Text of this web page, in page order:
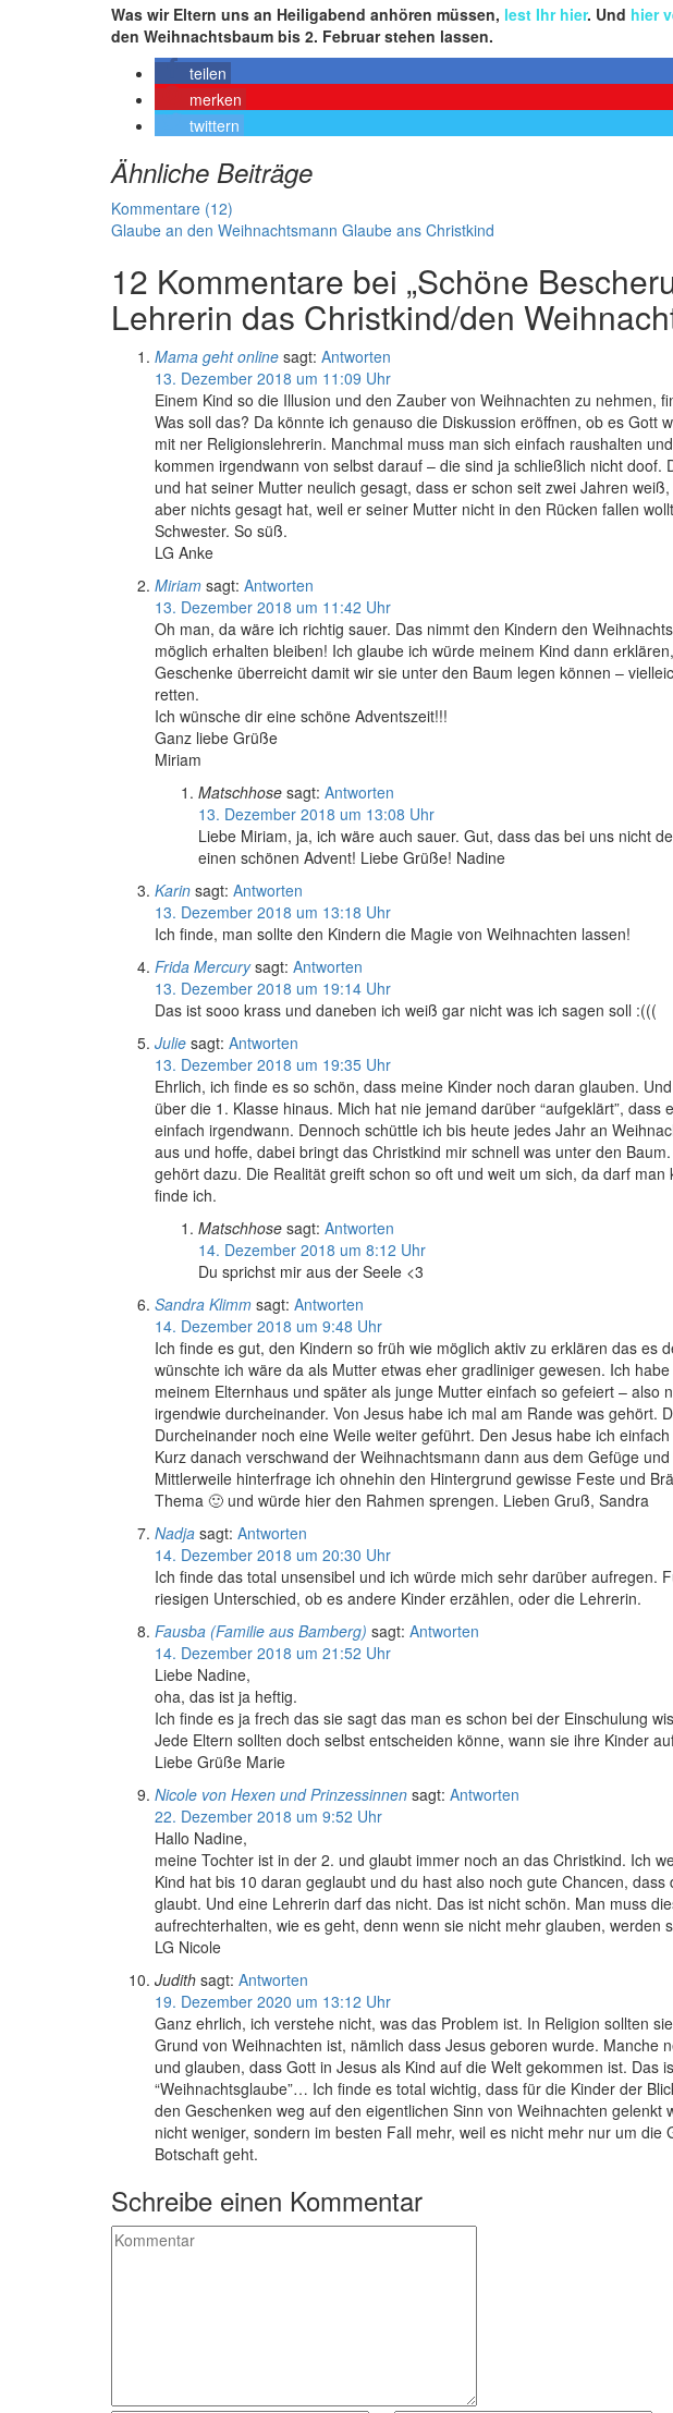
Was wir Eltern uns an Heiligabend anhören müssen, lest Ihr hier. Und hier
den Weihnachtsbaum bis 2. Februar stehen lassen.
teilen
merken
twittern
Ähnliche Beiträge
Kommentare (12)
Glaube an den Weihnachtsmann Glaube ans Christkind
12 Kommentare bei „Schöne
Lehrerin das Christkind/den
Mama geht online sagt: Antworten
13. Dezember 2018 um 11:09 Uhr
Einem Kind so die Illusion und den Zauber von Weihnachten zu nehmen,
Was soll das? Da könnte ich genauso die Diskussion eröffnen, ob es Gott
mit ner Religionslehrerin. Manchmal muss man sich einfach raushalten
kommen irgendwann von selbst darauf – die sind ja schließlich nicht doof.
und hat seiner Mutter neulich gesagt, dass er schon seit zwei Jahren
aber nichts gesagt hat, weil er seiner Mutter nicht in den Rücken fallen
Schwester. So süß.
LG Anke
Miriam sagt: Antworten
13. Dezember 2018 um 11:42 Uhr
Oh man, da wäre ich richtig sauer. Das nimmt den Kindern den
möglich erhalten bleiben! Ich glaube ich würde meinem Kind dann
Geschenke überreicht damit wir sie unter den Baum legen können –
retten.
Ich wünsche dir eine schöne Adventszeit!!!
Ganz liebe Grüße
Miriam
Matschhose sagt: Antworten
13. Dezember 2018 um 13:08 Uhr
Liebe Miriam, ja, ich wäre auch sauer. Gut, dass das bei uns nicht
einen schönen Advent! Liebe Grüße! Nadine
Karin sagt: Antworten
13. Dezember 2018 um 13:18 Uhr
Ich finde, man sollte den Kindern die Magie von Weihnachten lassen!
Frida Mercury sagt: Antworten
13. Dezember 2018 um 19:14 Uhr
Das ist sooo krass und daneben ich weiß gar nicht was ich sagen soll :(((
Julie sagt: Antworten
13. Dezember 2018 um 19:35 Uhr
Ehrlich, ich finde es so schön, dass meine Kinder noch daran glauben.
über die 1. Klasse hinaus. Mich hat nie jemand darüber “aufgeklärt”, dass
einfach irgendwann. Dennoch schüttle ich bis heute jedes Jahr an
aus und hoffe, dabei bringt das Christkind mir schnell was unter den
gehört dazu. Die Realität greift schon so oft und weit um sich, da darf man
finde ich.
Matschhose sagt: Antworten
14. Dezember 2018 um 8:12 Uhr
Du sprichst mir aus der Seele <3
Sandra Klimm sagt: Antworten
14. Dezember 2018 um 9:48 Uhr
Ich finde es gut, den Kindern so früh wie möglich aktiv zu erklären das es
wünschte ich wäre da als Mutter etwas eher gradliniger gewesen. Ich
meinem Elternhaus und später als junge Mutter einfach so gefeiert – also
irgendwie durcheinander. Von Jesus habe ich mal am Rande was gehört.
Durcheinander noch eine Weile weiter geführt. Den Jesus habe ich
Kurz danach verschwand der Weihnachtsmann dann aus dem Gefüge
Mittlerweile hinterfrage ich ohnehin den Hintergrund gewisse Feste und
Thema 🙂 und würde hier den Rahmen sprengen. Lieben Gruß, Sandra
Nadja sagt: Antworten
14. Dezember 2018 um 20:30 Uhr
Ich finde das total unsensibel und ich würde mich sehr darüber aufregen.
riesigen Unterschied, ob es andere Kinder erzählen, oder die Lehrerin.
Fausba (Familie aus Bamberg) sagt: Antworten
14. Dezember 2018 um 21:52 Uhr
Liebe Nadine,
oha, das ist ja heftig.
Ich finde es ja frech das sie sagt das man es schon bei der Einschulung
Jede Eltern sollten doch selbst entscheiden könne, wann sie ihre Kinder
Liebe Grüße Marie
Nicole von Hexen und Prinzessinnen sagt: Antworten
22. Dezember 2018 um 9:52 Uhr
Hallo Nadine,
meine Tochter ist in der 2. und glaubt immer noch an das Christkind. Ich
Kind hat bis 10 daran geglaubt und du hast also noch gute Chancen,
glaubt. Und eine Lehrerin darf das nicht. Das ist nicht schön. Man muss
aufrechterhalten, wie es geht, denn wenn sie nicht mehr glauben, werden
LG Nicole
Judith sagt: Antworten
19. Dezember 2020 um 13:12 Uhr
Ganz ehrlich, ich verstehe nicht, was das Problem ist. In Religion sollten
Grund von Weihnachten ist, nämlich dass Jesus geboren wurde. Manche
und glauben, dass Gott in Jesus als Kind auf die Welt gekommen ist. Das
“Weihnachtsglaube”… Ich finde es total wichtig, dass für die Kinder der
den Geschenken weg auf den eigentlichen Sinn von Weihnachten gelenkt
nicht weniger, sondern im besten Fall mehr, weil es nicht mehr nur um die
Botschaft geht.
Schreibe einen Kommentar